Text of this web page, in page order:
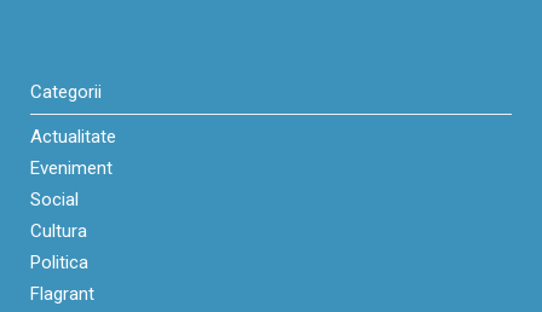
Categorii
Actualitate
Eveniment
Social
Cultura
Politica
Flagrant